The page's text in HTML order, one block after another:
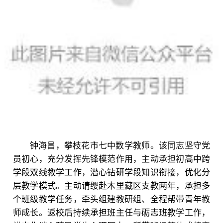
钟海昌，攀枝花市七中数学教师。该同志坚守党
员初心，充分发挥先锋模范作用，主动承担初高中跨
学段双线教学工作，潜心钻研学段知识衔接，优化分
层教学模式。主动请缨赴木里藏区支教两年，承担多
个班级教学任务，牵头组建教研组、全程帮带青年教
师成长。返校后持续承担班主任与砺志班教学工作，